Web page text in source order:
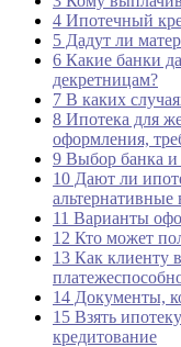
4 Ипотечный
5 Дадут ли
6 Какие банки
декретницам?
7 В каких
8 Ипотека для
оформления,
9 Выбор банка
10 Дают ли
альтернативные
11 Варианты
12 Кто может
13 Как клиенту
14 Документы,
15 Взять
кредитование